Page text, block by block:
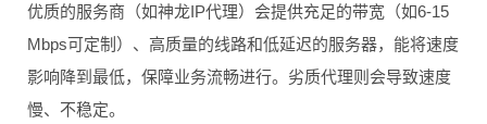
优质的服务商（如神龙IP代理）会提供充足的带宽（如6-15
Mbps可定制）、高质量的线路和低延迟的服务器，能将速度
影响降到最低，保障业务流畅进行。劣质代理则会导致速度
慢、不稳定。